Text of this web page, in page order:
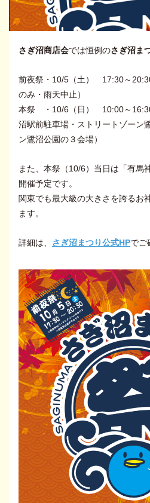
さぎ沼商店会では恒例のさぎ沼ま
前夜祭・10/5（土） 17:30～
のみ・雨天中止）
本祭 ・10/6（日） 10:00～
沼駅前駐車場・ストリートゾーン
ン鷺沼公園の３会場）
また、本祭（10/6）当日は「有馬
開催予定です。
関東でも最大級の大きさを誇るお
ます。
詳細は、 さぎ沼まつり公式HPでご